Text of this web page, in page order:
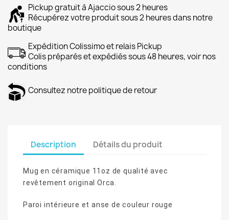
Pickup gratuit à Ajaccio sous 2 heures
Récupérez votre produit sous 2 heures dans notre
boutique
Expédition Colissimo et relais Pickup
Colis préparés et expédiés sous 48 heures, voir nos
conditions
Consultez notre politique de retour
Description Détails du produit
Mug en céramique 11oz de qualité avec
revêtement original Orca.
Paroi intérieure et anse de couleur rouge